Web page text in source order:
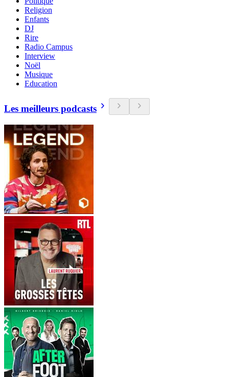
Religion
Enfants
DJ
Rire
Radio Campus
Interview
Noël
Musique
Education
Les meilleurs podcasts